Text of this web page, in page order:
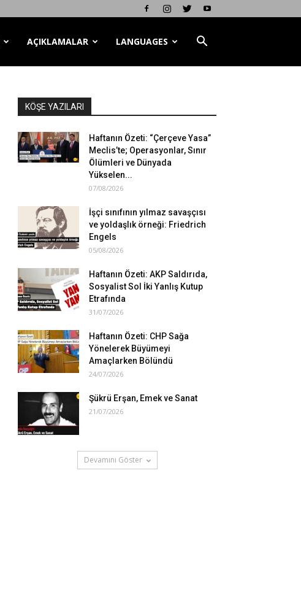
AÇIKLAMALAR LANGUAGES
KÖŞE YAZILARI
Haftanın Özeti: “Çerçeve Yasa”
Meclis’te; Operasyonlar, Sınır
Ölümleri ve Dünyada
Yükselen...
07/08/2026
İşçi sınıfının yılmaz savaşçısı
ve yoldaşlık örneği: Friedrich
Engels
05/08/2026
Haftanın Özeti: AKP Saldırıda,
Sosyalist Sol İki Yanlış Kutup
Etrafında
31/07/2026
Haftanın Özeti: CHP Sağa
Yönelerek Büyümeyi
Amaçlarken Bölündü
24/07/2026
Şükrü Erşan, Emek ve Sanat
21/07/2026
Devamını Göster